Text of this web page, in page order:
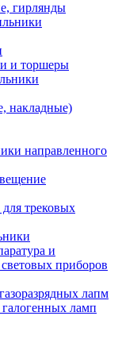
гирлянды
и торшеры
накладные)
направленного
трековых
и
приборов
лапм
ламп